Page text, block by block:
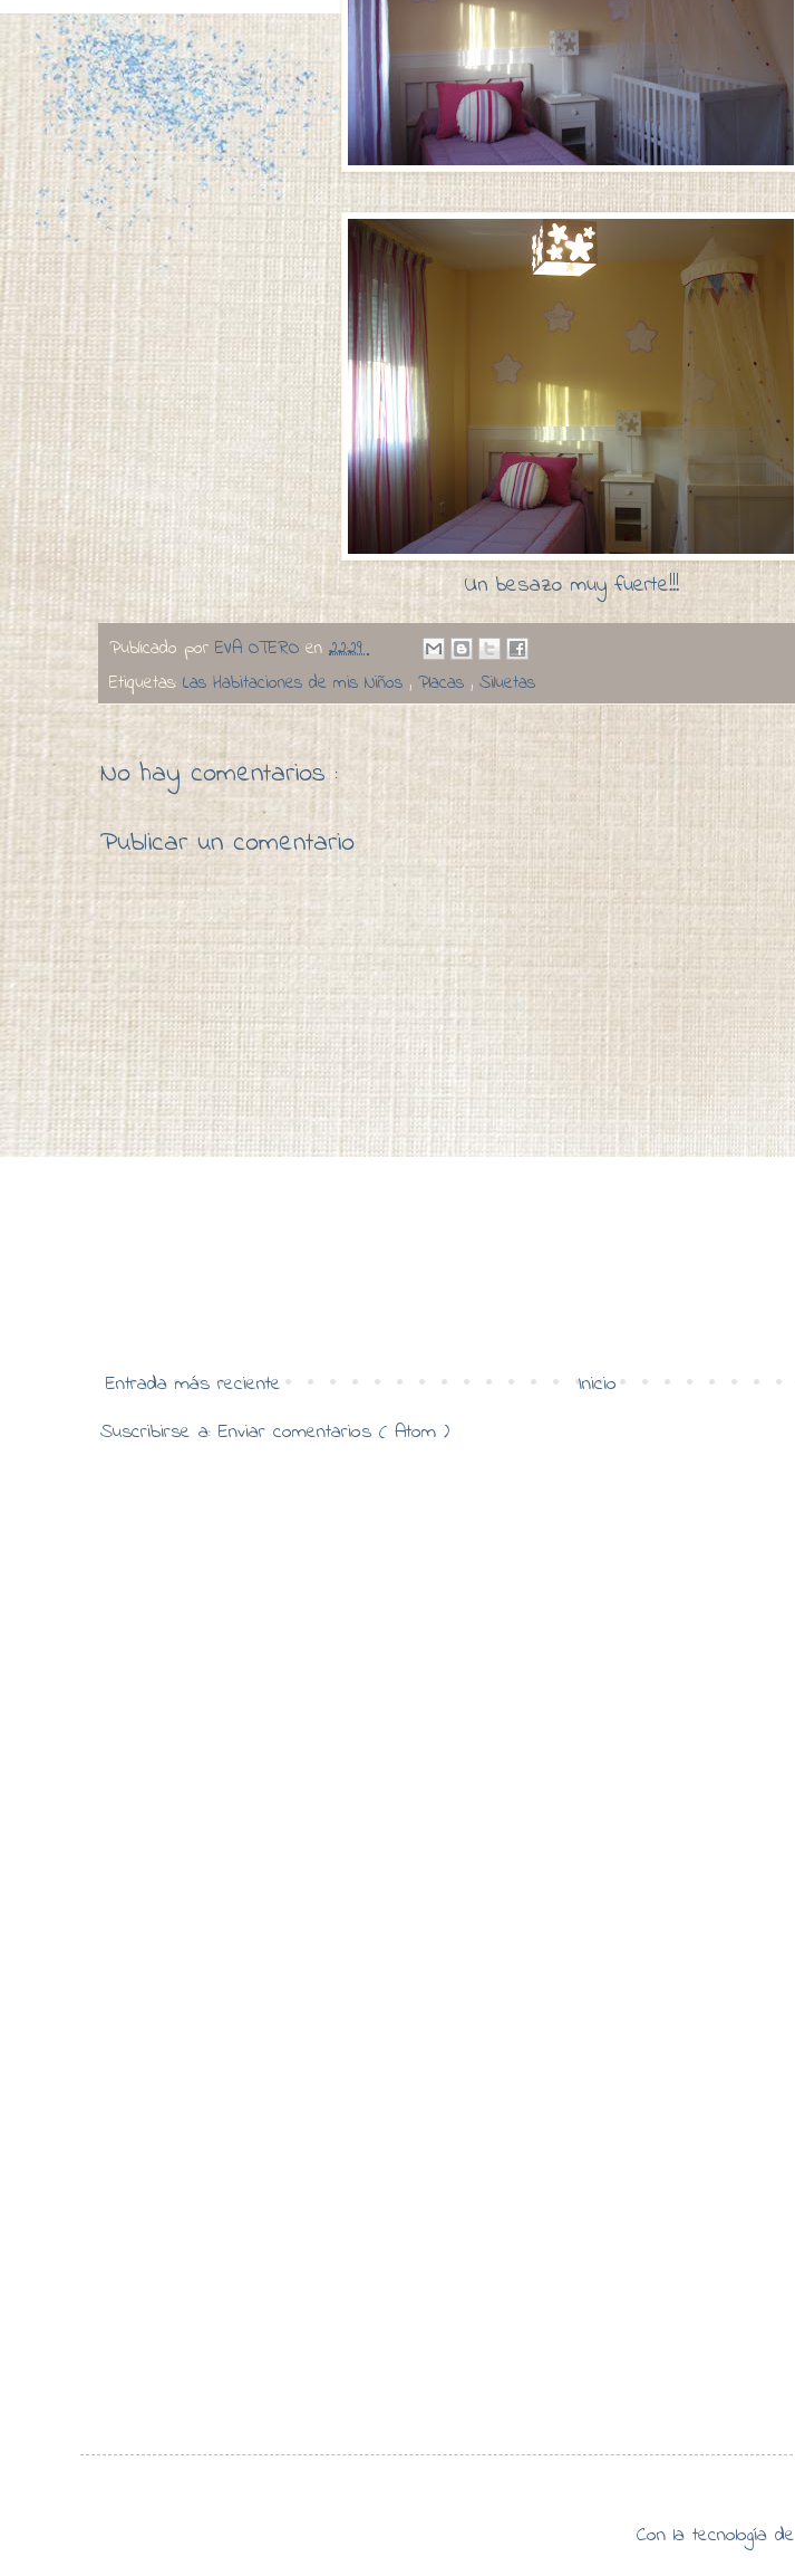
Un besazo muy fuerte!!!
Publicado por EVA OTERO en 22:29
Etiquetas: Las Habitaciones de mis Niños , Placas , Siluetas
No hay comentarios :
Publicar un comentario
Entrada más reciente
Inicio
Suscribirse a: Enviar comentarios ( Atom )
Con la tecnología de